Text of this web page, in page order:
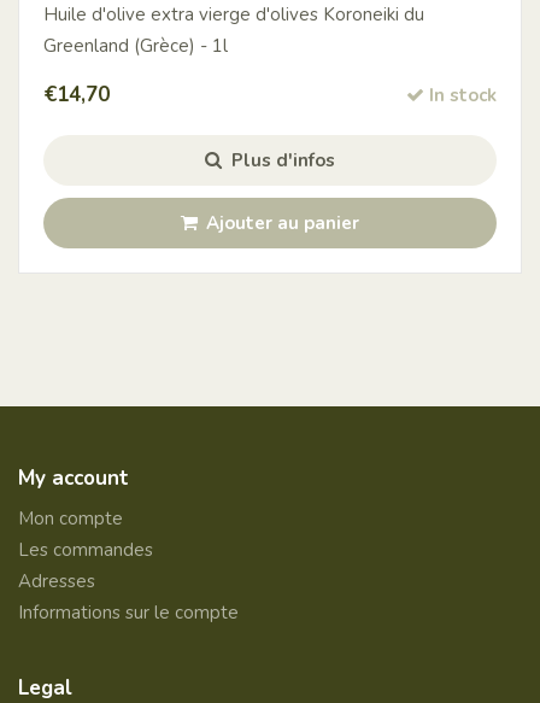
Huile d'olive extra vierge d'olives Koroneiki du
Greenland (Grèce) - 1l
€14,70 In stock
Plus d'infos
Ajouter au panier
My account
Mon compte
Les commandes
Adresses
Informations sur le compte
Legal